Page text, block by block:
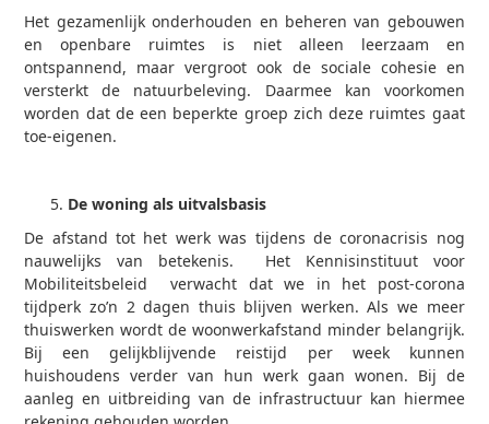
Het gezamenlijk onderhouden en beheren van gebouwen
en openbare ruimtes is niet alleen leerzaam en
ontspannend, maar vergroot ook de sociale cohesie en
versterkt de natuurbeleving. Daarmee kan voorkomen
worden dat de een beperkte groep zich deze ruimtes gaat
toe-eigenen.
De woning als uitvalsbasis
De afstand tot het werk was tijdens de coronacrisis nog
nauwelijks van betekenis. Het Kennisinstituut voor
Mobiliteitsbeleid verwacht dat we in het post-corona
tijdperk zo’n 2 dagen thuis blijven werken. Als we meer
thuiswerken wordt de woonwerkafstand minder belangrijk.
Bij een gelijkblijvende reistijd per week kunnen
huishoudens verder van hun werk gaan wonen. Bij de
aanleg en uitbreiding van de infrastructuur kan hiermee